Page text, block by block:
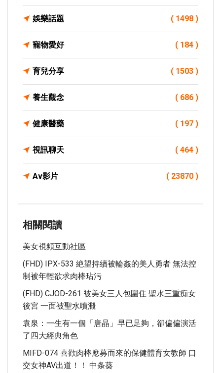
娛樂話題 ( 1498 )
寵物愛好 ( 184 )
育兒分享 ( 1503 )
養生觀念 ( 686 )
健康醫藥 ( 197 )
視訊聊天 ( 464 )
Av影片 ( 23870 )
相關閱讀
美女視頻互動社區
(FHD) IPX-533 絶望持續被輪姦的美人勇者 無法控
制被年輕欲求肉棒玷污
(FHD) CJOD-261 被美女三人包圍住 聖水三重痴女
後宮 一面被聖水噴濺
袁泉：一生有一個「唐晶」早已足夠，卻偏偏演活
了四大經典角色
MIFD-074 喜歡肉棒應募而來的保健體育女教師 口
交女神AV出道！！ 中条葵